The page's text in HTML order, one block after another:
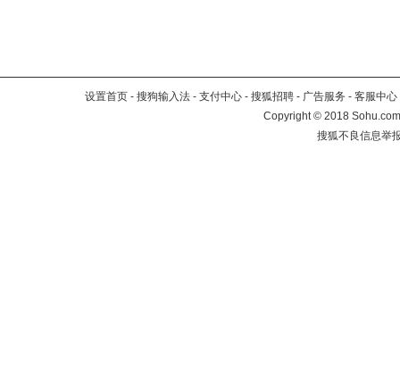
设置首页 - 搜狗输入法 - 支付中心 - 搜狐招聘 - 广告服务 - 客服中心
Copyright©2018
搜狐不良信息举